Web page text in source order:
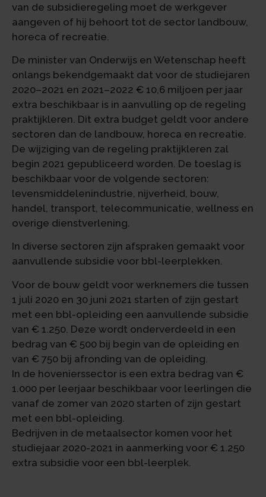
van de subsidieregeling moet de werkgever
aangeven of hij behoort tot de sector landbouw,
horeca of recreatie.
De minister van Onderwijs en Wetenschap heeft
onlangs bekendgemaakt dat voor de studiejaren
2020–2021 en 2021–2022 € 10,6 miljoen per jaar
extra beschikbaar is in aanvulling op de regeling
praktijkleren. Dit extra budget geldt voor andere
sectoren dan de landbouw, horeca en recreatie.
De wijziging van de regeling praktijkleren zal
begin 2021 gepubliceerd worden. De toeslag is
beschikbaar voor de volgende sectoren:
levensmiddelenindustrie, nijverheid, bouw,
handel, transport, telecommunicatie, wellness en
overige dienstverlening.
In diverse sectoren zijn afspraken gemaakt voor
aanvullende subsidie voor bbl-leerplekken.
Voor de bouw geldt voor werknemers die tussen
1 juli 2020 en 30 juni 2021 starten of zijn gestart
met een bbl-opleiding een aanvullende subsidie
van € 1.250. Deze wordt onderverdeeld in een
bedrag van € 500 bij begin van de opleiding en
van € 750 bij afronding van de opleiding.
In de hovenierssector is een extra bedrag van €
1.000 per leerjaar beschikbaar voor leerlingen die
vanaf de zomer van 2020 starten of zijn gestart
met een bbl-opleiding.
Bedrijven in de metaalsector komen voor het
studiejaar 2020-2021 in aanmerking voor € 1.250
extra subsidie voor een bbl-leerplek.